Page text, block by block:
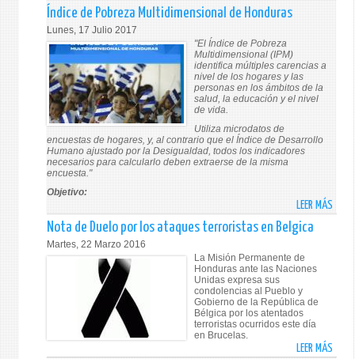
DE
DEL
DE
LAS
EN
Índice de Pobreza Multidimensional de Honduras
Lunes, 17 Julio 2017
"El Índice de Pobreza
Multidimensional (IPM)
identifica múltiples carencias a
nivel de los hogares y las
personas en los ámbitos de la
salud, la educación y el nivel
de vida.
Utiliza microdatos de
encuestas de hogares, y, al contrario que el Índice de Desarrollo
Humano ajustado por la Desigualdad, todos los indicadores
necesarios para calcularlo deben extraerse de la misma
encuesta."
Objetivo:
LEER MÁS
Nota de Duelo por los ataques terroristas en Belgica
Martes, 22 Marzo 2016
La Misión Permanente de
Honduras ante las Naciones
Unidas expresa sus
condolencias al Pueblo y
Gobierno de la República de
Bélgica por los atentados
terroristas ocurridos este día
en Brucelas.
LEER MÁS